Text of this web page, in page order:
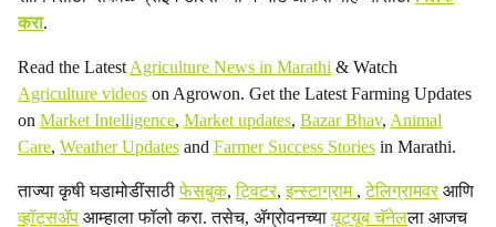
करा.
Read the Latest Agriculture News in Marathi & Watch
Agriculture videos on Agrowon. Get the Latest Farming Updates
on Market Intelligence, Market updates, Bazar Bhav, Animal
Care, Weather Updates and Farmer Success Stories in Marathi.
ताज्या कृषी घडामोडींसाठीफेसबुक,ट्विटर,इन्स्टाग्राम ,टेलिग्रामवरआणि
व्हॉट्सॲप आम्हाला फॉलो करा. तसेच, ॲग्रोवनच्यायूट्यूब चॅनेलला आजच